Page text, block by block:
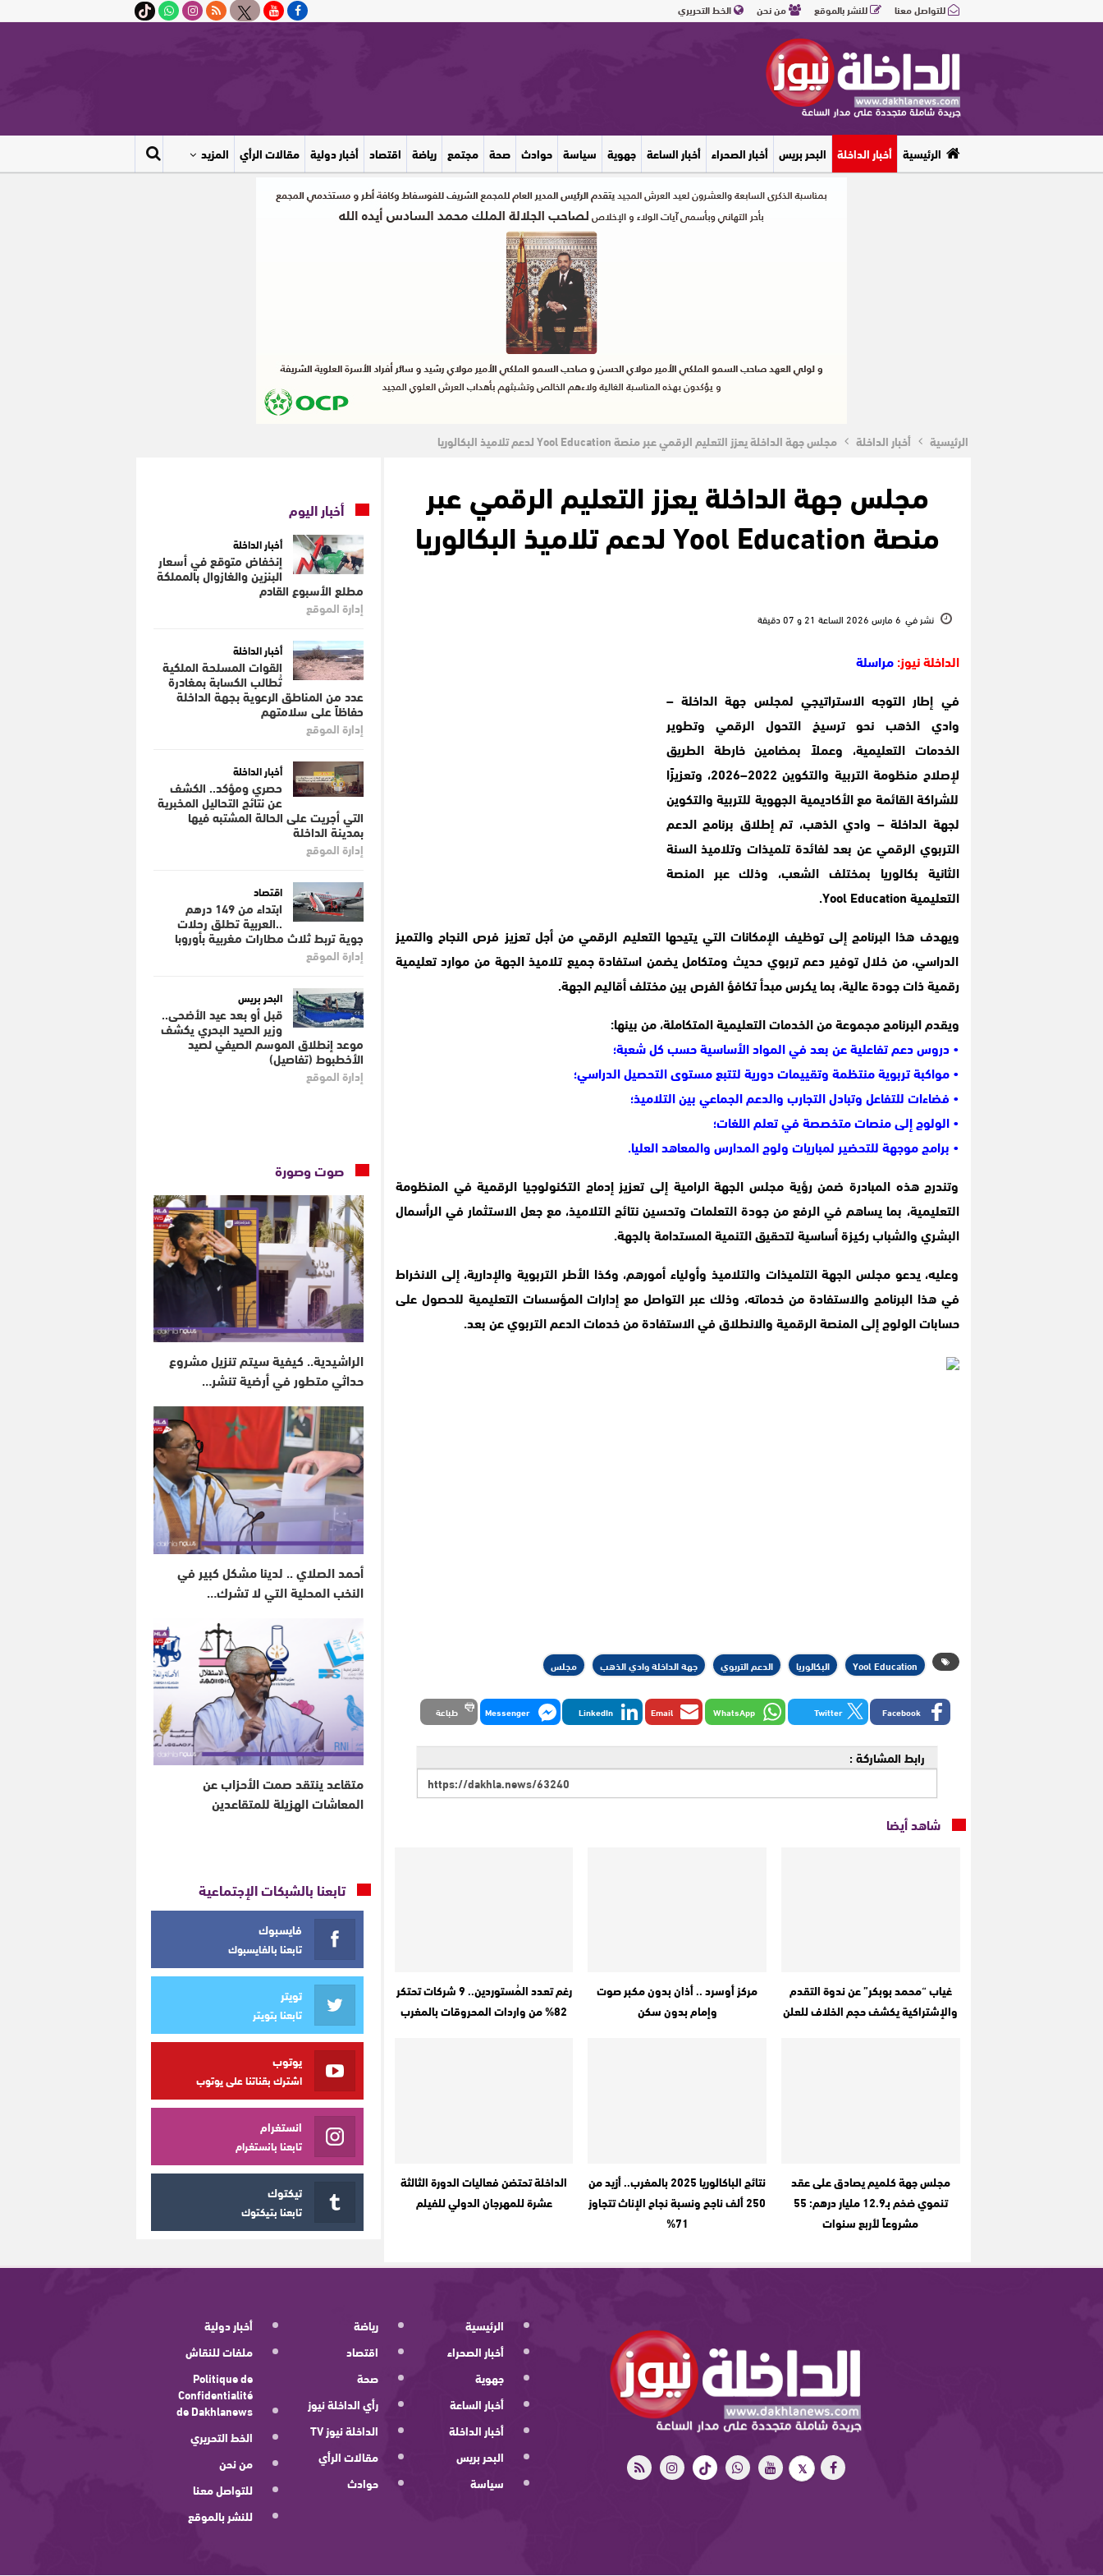
للتواصل معنا للنشر بالموقع من نحن الخط التحريري
الرئيسية أخبار الداخلة البحر بريس أخبار الصحراء أخبار الساعة جهوية سياسة حوادث صحة مجتمع رياضة اقتصاد أخبار دولية مقالات الرأي المزيد
الرئيسية أخبار الداخلة مجلس جهة الداخلة يعزز التعليم الرقمي عبر منصة Yool Education لدعم تلاميذ البكالوريا
مجلس جهة الداخلة يعزز التعليم الرقمي عبر
منصة Yool Education لدعم تلاميذ البكالوريا
نشر في 6 مارس 2026 الساعة 21 و 07 دقيقة
الداخلة نيوز:مراسلة
في إطار التوجه الاستراتيجي لمجلس جهة الداخلة –
وادي الذهب نحو ترسيخ التحول الرقمي وتطوير
الخدمات التعليمية، وعملاً بمضامين خارطة الطريق
لإصلاح منظومة التربية والتكوين 2022–2026، وتعزيزًا
للشراكة القائمة مع الأكاديمية الجهوية للتربية والتكوين
لجهة الداخلة – وادي الذهب، تم إطلاق برنامج الدعم
التربوي الرقمي عن بعد لفائدة تلميذات وتلاميذ السنة
الثانية بكالوريا بمختلف الشعب، وذلك عبر المنصة
التعليمية Yool Education.
ويهدف هذا البرنامج إلى توظيف الإمكانات التي يتيحها التعليم الرقمي من أجل تعزيز فرص النجاح والتميز
الدراسي، من خلال توفير دعم تربوي حديث ومتكامل يضمن استفادة جميع تلاميذ الجهة من موارد تعليمية
رقمية ذات جودة عالية، بما يكرس مبدأ تكافؤ الفرص بين مختلف أقاليم الجهة.
ويقدم البرنامج مجموعة من الخدمات التعليمية المتكاملة، من بينها:
• دروس دعم تفاعلية عن بعد في المواد الأساسية حسب كل شعبة؛
• مواكبة تربوية منتظمة وتقييمات دورية لتتبع مستوى التحصيل الدراسي؛
• فضاءات للتفاعل وتبادل التجارب والدعم الجماعي بين التلاميذ؛
• الولوج إلى منصات متخصصة في تعلم اللغات؛
• برامج موجهة للتحضير لمباريات ولوج المدارس والمعاهد العليا.
وتندرج هذه المبادرة ضمن رؤية مجلس الجهة الرامية إلى تعزيز إدماج التكنولوجيا الرقمية في المنظومة
التعليمية، بما يساهم في الرفع من جودة التعلمات وتحسين نتائج التلاميذ، مع جعل الاستثمار في الرأسمال
البشري والشباب ركيزة أساسية لتحقيق التنمية المستدامة بالجهة.
وعليه، يدعو مجلس الجهة التلميذات والتلاميذ وأولياء أمورهم، وكذا الأطر التربوية والإدارية، إلى الانخراط
في هذا البرنامج والاستفادة من خدماته، وذلك عبر التواصل مع إدارات المؤسسات التعليمية للحصول على
حسابات الولوج إلى المنصة الرقمية والانطلاق في الاستفادة من خدمات الدعم التربوي عن بعد.
Yool Education البكالوريا الدعم التربوي جهة الداخلة وادي الذهب مجلس
Facebook
Twitter
WhatsApp
Email
LinkedIn
Messenger طباعة
رابط المشاركة :
شاهد أيضا
غياب “محمد بوبكر” عن ندوة التقدم
والإشتراكية يكشف حجم الخلاف للعلن
مركز أوسرد .. أذان بدون مكبر صوت
وإمام بدون سكن
رغم تعدد المُستوردين.. 9 شركات تحتكر
82% من واردات المحروقات بالمغرب
مجلس جهة كلميم يصادق على عقد
تنموي ضخم بـ12.9 مليار درهم: 55
مشروعاً لأربع سنوات
نتائج الباكالوريا 2025 بالمغرب.. أزيد من
250 ألف ناجح ونسبة نجاح الإناث تتجاوز
71%
الداخلة تحتضن فعاليات الدورة الثالثة
عشرة للمهرجان الدولي للفيلم
أخبار اليوم
أخبار الداخلة
إنخفاض متوقع في أسعار
البنزين والغازوال بالمملكة
مطلع الأسبوع القادم
إدارة الموقع
أخبار الداخلة
القوات المسلحة الملكية
تُطالب الكسابة بمغادرة
عدد من المناطق الرعوية بجهة الداخلة
حفاظاً على سلامتهم
إدارة الموقع
أخبار الداخلة
حصري ومؤكد.. الكشف
عن نتائج التحاليل المخبرية
التي أجريت على الحالة المشتبه فيها
بمدينة الداخلة
إدارة الموقع
اقتصاد
ابتداء من 149 درهم
..العربية تطلق رحلات
جوية تربط ثلاث مطارات مغربية بأوروبا
إدارة الموقع
البحر بريس
قبل أو بعد عيد الأضحى..
وزير الصيد البحري يكشف
موعد إنطلاق الموسم الصيفي لصيد
الأخطبوط (تفاصيل)
إدارة الموقع
صوت وصورة
الراشيدية.. كيفية سيتم تنزيل مشروع
حداثي متطور في أرضية تنشر…
أحمد الصلاي .. لدينا مشكل كبير في
النخب المحلية التي لا تشرك…
متقاعد ينتقد صمت الأحزاب عن
المعاشات الهزيلة للمتقاعدين
تابعنا بالشبكات الإجتماعية
فايسبوك
تابعنا بالفايسبوك
تويتر
تابعنا بتويتر
يوتوب
اشترك بقناتنا على يوتوب
انستغرام
تابعنا بانستغرام
تيكتوك
تابعنا بتيكتوك
الرئيسية
أخبار الصحراء
جهوية
أخبار الساعة
أخبار الداخلة
البحر بريس
سياسة
رياضة
اقتصاد
صحة
رأي الداخلة نيوز
الداخلة نيوز TV
مقالات الرأي
حوادث
أخبار دولية
ملفات للنقاش
Politique de
Confidentialité
de Dakhlanews
الخط التحريري
من نحن
للتواصل معنا
للنشر بالموقع